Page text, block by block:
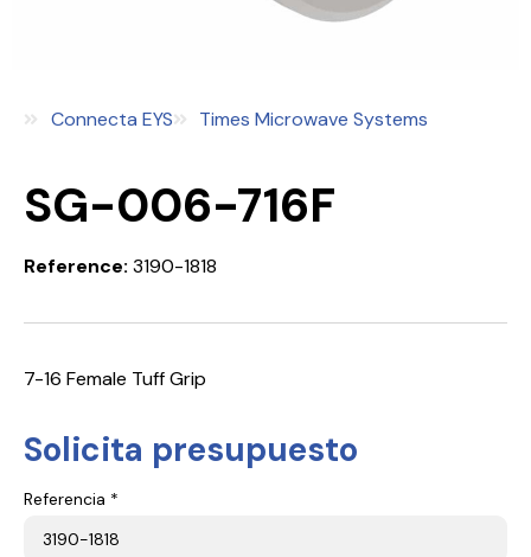
Connecta EYS Times Microwave Systems
SG-006-716F
Reference: 3190-1818
7-16 Female Tuff Grip
Solicita presupuesto
Referencia *